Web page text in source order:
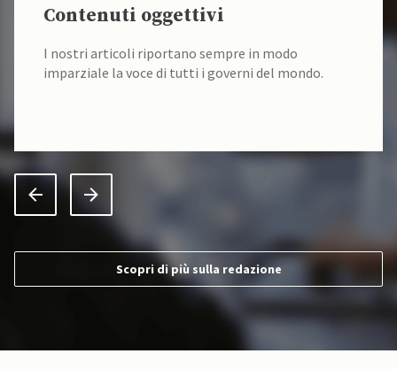
Contenuti oggettivi
I nostri articoli riportano sempre in modo
imparziale la voce di tutti i governi del mondo.
Scopri di più sulla redazione